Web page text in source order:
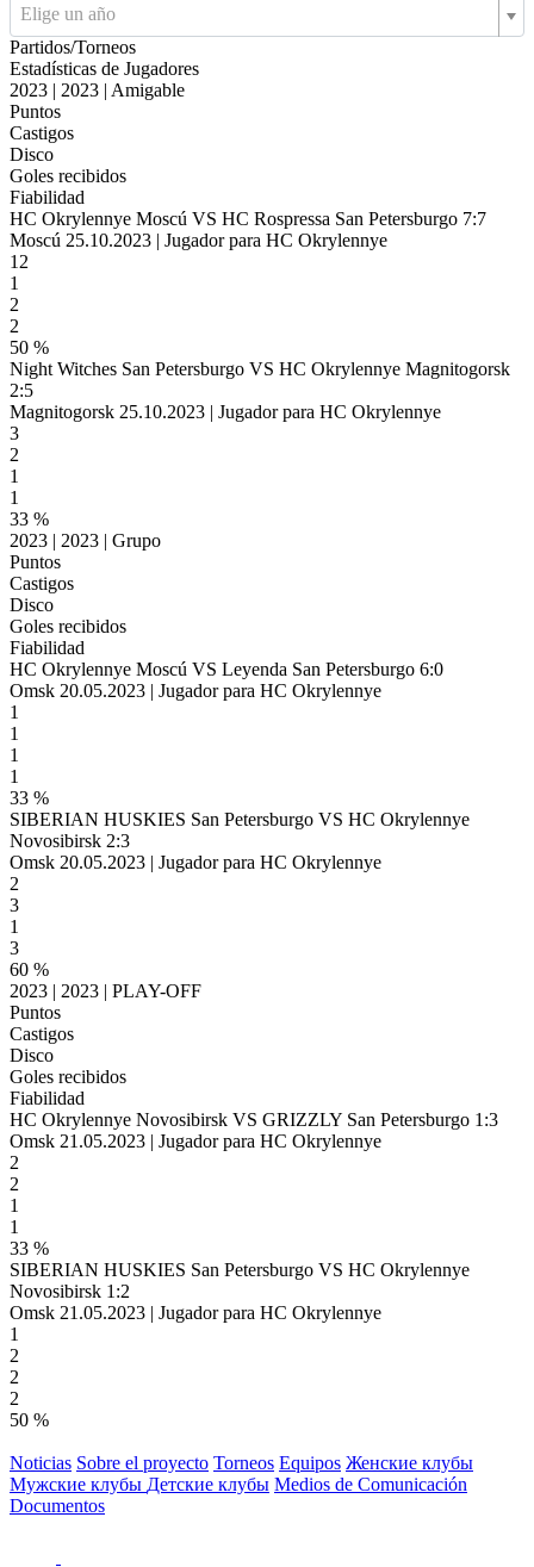
Elige un año
Partidos/Torneos
Estadísticas de Jugadores
2023 | 2023 | Amigable
Puntos
Castigos
Disco
Goles recibidos
Fiabilidad
HC Okrylennye Moscú VS HC Rospressa San Petersburgo 7:7
Moscú 25.10.2023 | Jugador para HC Okrylennye
12
1
2
2
50 %
Night Witches San Petersburgo VS HC Okrylennye Magnitogorsk
2:5
Magnitogorsk 25.10.2023 | Jugador para HC Okrylennye
3
2
1
1
33 %
2023 | 2023 | Grupo
Puntos
Castigos
Disco
Goles recibidos
Fiabilidad
HC Okrylennye Moscú VS Leyenda San Petersburgo 6:0
Omsk 20.05.2023 | Jugador para HC Okrylennye
1
1
1
1
33 %
SIBERIAN HUSKIES San Petersburgo VS HC Okrylennye
Novosibirsk 2:3
Omsk 20.05.2023 | Jugador para HC Okrylennye
2
3
1
3
60 %
2023 | 2023 | PLAY-OFF
Puntos
Castigos
Disco
Goles recibidos
Fiabilidad
HC Okrylennye Novosibirsk VS GRIZZLY San Petersburgo 1:3
Omsk 21.05.2023 | Jugador para HC Okrylennye
2
2
1
1
33 %
SIBERIAN HUSKIES San Petersburgo VS HC Okrylennye
Novosibirsk 1:2
Omsk 21.05.2023 | Jugador para HC Okrylennye
1
2
2
2
50 %
Noticias Sobre el proyecto Torneos Equipos Женские клубы
Мужские клубы Детские клубы Medios de Comunicación
Documentos